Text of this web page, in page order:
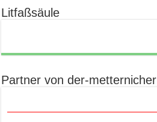
Litfaßsäule
Partner von der-metternicher